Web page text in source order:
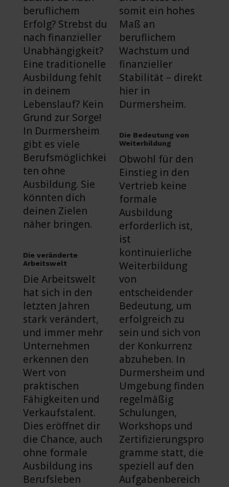
beruflichem
Erfolg? Strebst du
nach finanzieller
Unabhängigkeit?
Eine traditionelle
Ausbildung fehlt
in deinem
Lebenslauf? Kein
Grund zur Sorge!
In Durmersheim
gibt es viele
Berufsmöglichkei
ten ohne
Ausbildung. Sie
könnten dich
deinen Zielen
näher bringen.
Die veränderte
Arbeitswelt
Die Arbeitswelt
hat sich in den
letzten Jahren
stark verändert,
und immer mehr
Unternehmen
erkennen den
Wert von
praktischen
Fähigkeiten und
Verkaufstalent.
Dies eröffnet dir
die Chance, auch
ohne formale
Ausbildung ins
Berufsleben
somit ein hohes
Maß an
beruflichem
Wachstum und
finanzieller
Stabilität – direkt
hier in
Durmersheim.
Die Bedeutung von
Weiterbildung
Obwohl für den
Einstieg in den
Vertrieb keine
formale
Ausbildung
erforderlich ist,
ist
kontinuierliche
Weiterbildung
von
entscheidender
Bedeutung, um
erfolgreich zu
sein und sich von
der Konkurrenz
abzuheben. In
Durmersheim und
Umgebung finden
regelmäßig
Schulungen,
Workshops und
Zertifizierungspro
gramme statt, die
speziell auf den
Aufgabenbereich